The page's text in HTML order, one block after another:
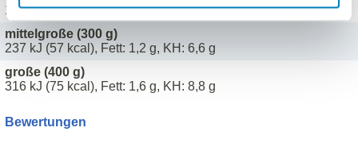
198 kJ (47 kcal), Fett: 1 g, KH: 5,5 g
mittelgroße (300 g)
237 kJ (57 kcal), Fett: 1,2 g, KH: 6,6 g
große (400 g)
316 kJ (75 kcal), Fett: 1,6 g, KH: 8,8 g
Bewertungen